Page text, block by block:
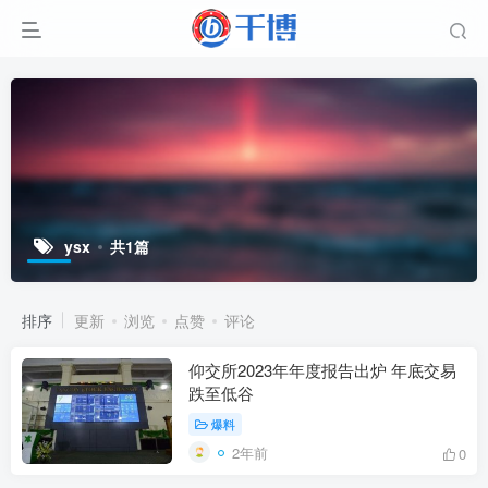
ysx 共1篇
排序 更新 浏览 点赞 评论
仰交所2023年年度报告出炉 年底交易
跌至低谷
爆料
2年前 0